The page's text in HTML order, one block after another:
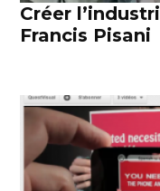
Créer
Francis Pisani